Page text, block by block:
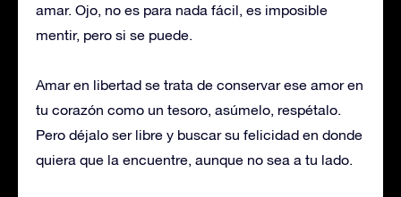
amar. Ojo, no es para nada fácil, es imposible
mentir, pero si se puede.
Amar en libertad se trata de conservar ese amor en
tu corazón como un tesoro, asúmelo, respétalo.
Pero déjalo ser libre y buscar su felicidad en donde
quiera que la encuentre, aunque no sea a tu lado.